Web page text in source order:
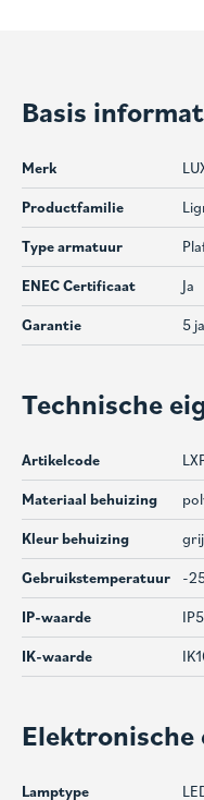
Basis
Merk
Productfamilie
Type armatuur
ENEC Certificaat
Ja
Garantie
5
Technische
Artikelcode
Materiaal behuizing
Kleur behuizing
Gebruikstemperatuur
-
IP-waarde
IK-waarde
Elektronische
Lamptype